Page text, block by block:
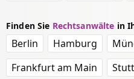
Finden Sie Rechtsanwälte in
Berlin Hamburg
Frankfurt am Main